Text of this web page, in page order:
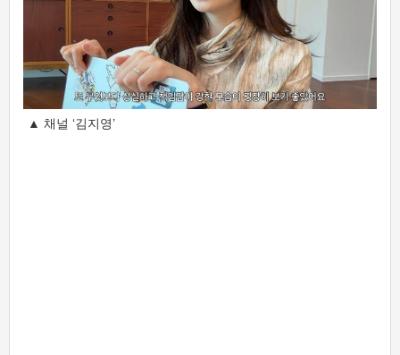
▲ 채널 ‘김지영’